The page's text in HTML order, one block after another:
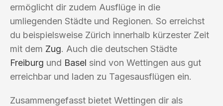
ermöglicht dir zudem Ausflüge in die
umliegenden Städte und Regionen. So erreichst
du beispielsweise Zürich innerhalb kürzester Zeit
mit dem Zug. Auch die deutschen Städte
Freiburg und Basel sind von Wettingen aus gut
erreichbar und laden zu Tagesausflügen ein.
Zusammengefasst bietet Wettingen dir als